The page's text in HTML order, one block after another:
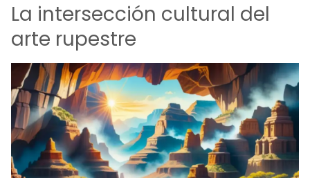
La intersección cultural del
arte rupestre